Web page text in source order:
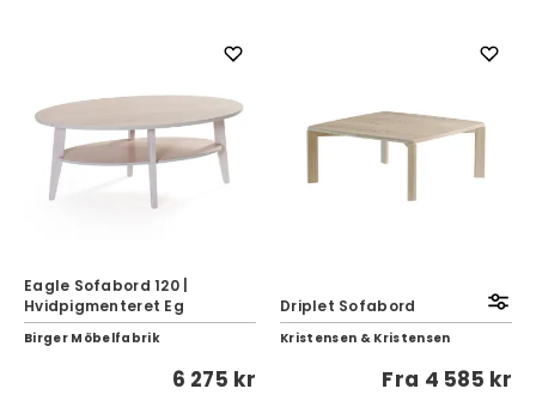
Eagle Sofabord 120 |
Hvidpigmenteret Eg
Birger Möbelfabrik
6 275 kr
Driplet Sofabord
Kristensen & Kristensen
Fra 4 585 kr